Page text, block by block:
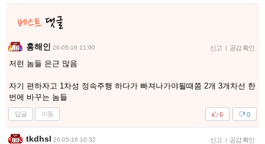
홍해인 26-05-16 11:00 신고 | 공감 확인
저런 놈들 은근 많음
자기 편하자고 1차성 정속주행 하다가 빠져나가야될때쯤 2개 3개차선 한
번에 바꾸는 놈들
답글 이동 0
6
tkdhsl 26-05-16 10:32 신고 | 공감 확인